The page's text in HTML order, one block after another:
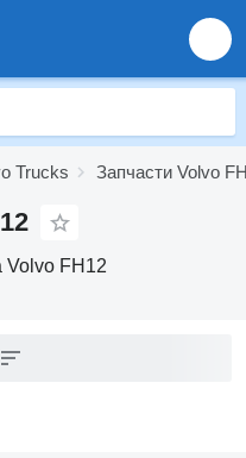
Trucks Запчасти Volvo
Volvo FH12